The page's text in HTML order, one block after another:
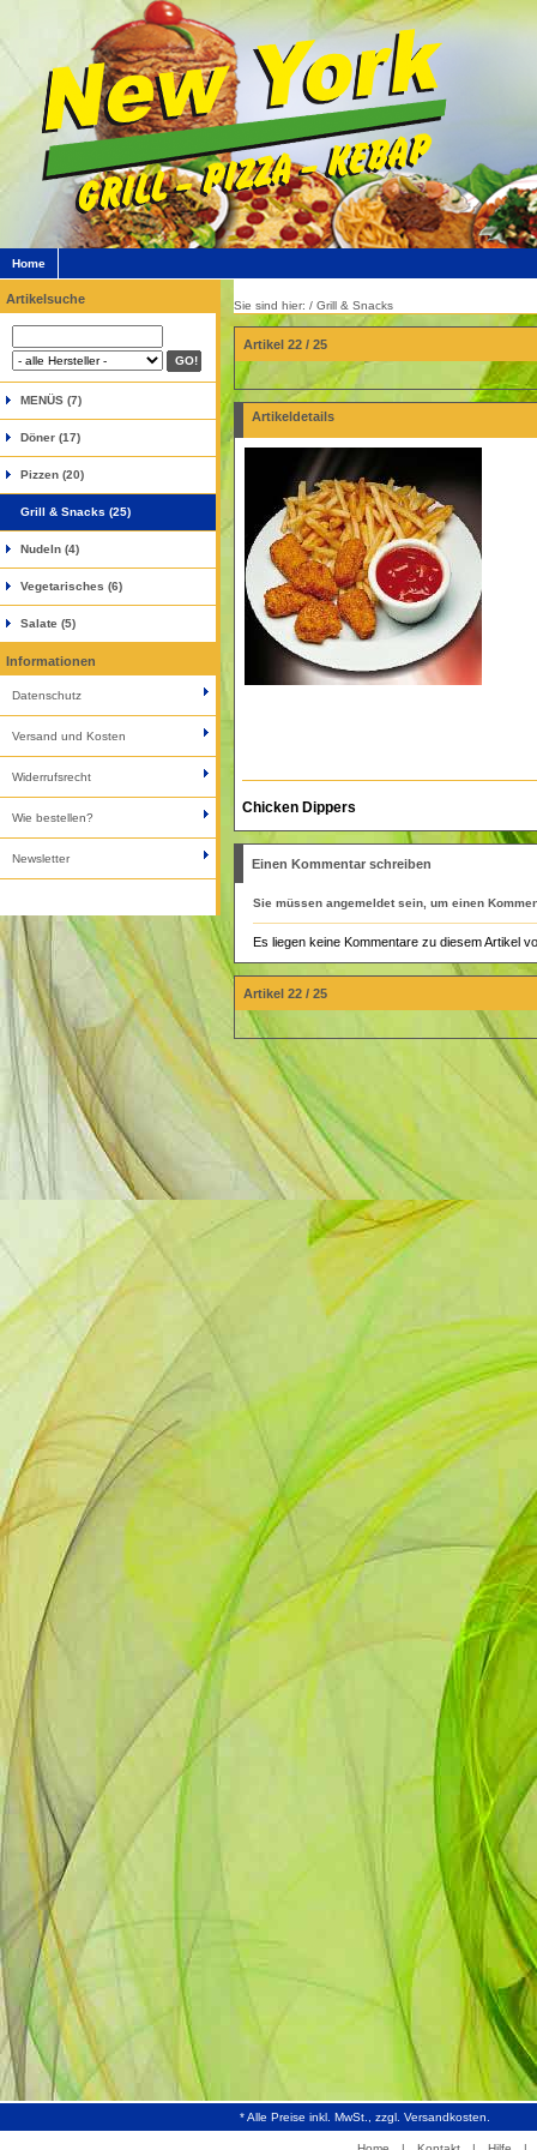
Home
Artikelsuche
MENÜS (7)
Döner (17)
Pizzen (20)
Grill & Snacks (25)
Nudeln (4)
Vegetarisches (6)
Salate (5)
Informationen
Datenschutz
Versand und Kosten
Widerrufsrecht
Wie bestellen?
Newsletter
Sie sind hier: / Grill & Snacks
Artikel 22 / 25
Artikeldetails
Chicken Dippers
Einen Kommentar schreiben
Sie müssen angemeldetsein, um einen
Es liegen keine Kommentare zu diesem Artikel
Artikel 22 / 25
* Alle Preise inkl. MwSt., zzgl. Versandkosten.